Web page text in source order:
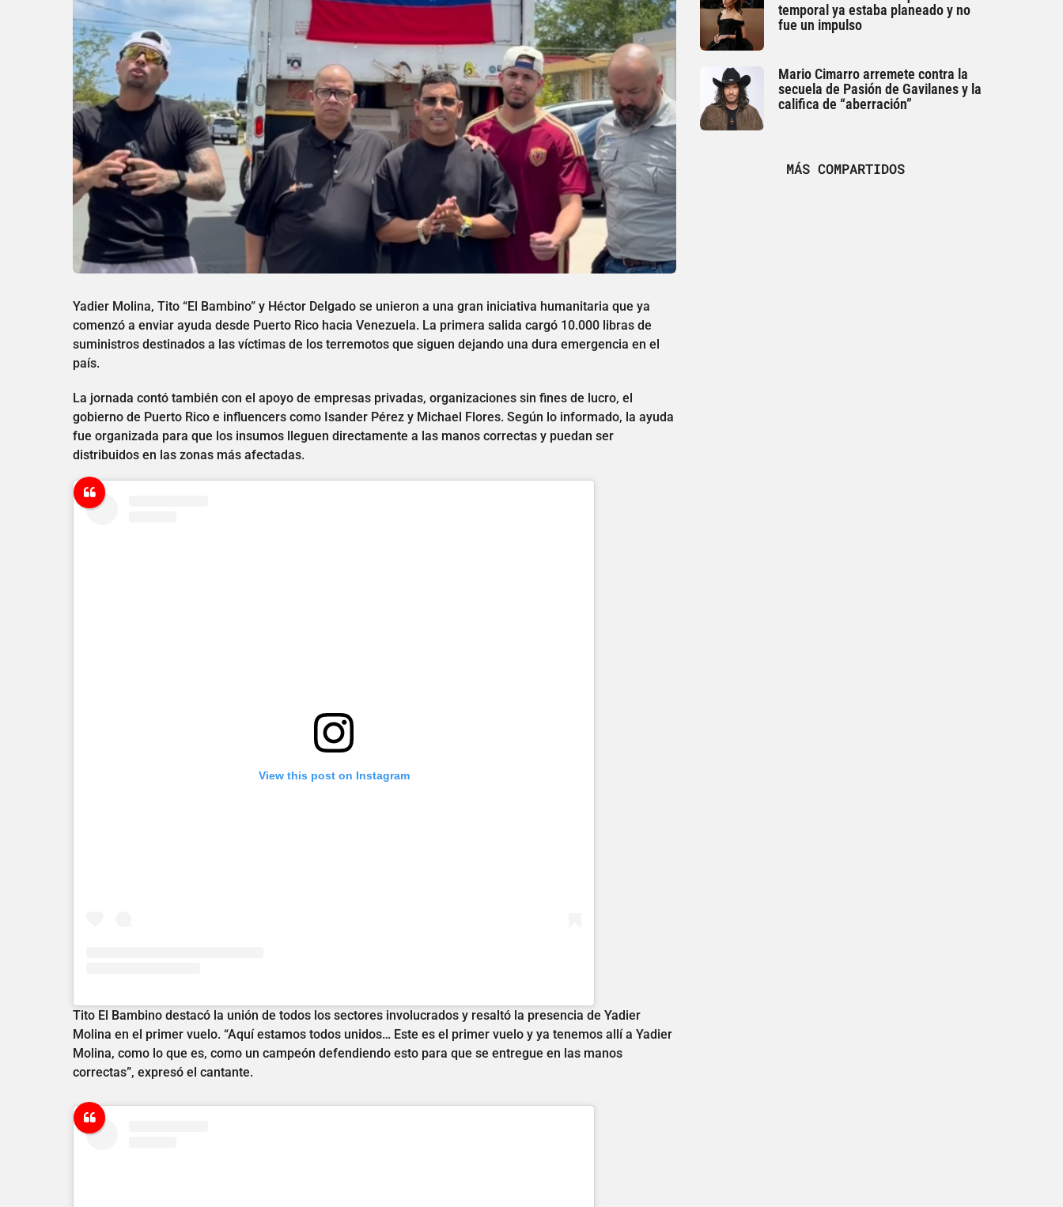
Yadier Molina, Tito “El Bambino” y Héctor Delgado se unieron a una gran iniciativa humanitaria que ya
comenzó a enviar ayuda desde Puerto Rico hacia Venezuela. La primera salida cargó 10.000 libras de
suministros destinados a las víctimas de los terremotos que siguen dejando una dura emergencia en el
país.
La jornada contó también con el apoyo de empresas privadas, organizaciones sin fines de lucro, el
gobierno de Puerto Rico e influencers como Isander Pérez y Michael Flores. Según lo informado, la ayuda
fue organizada para que los insumos lleguen directamente a las manos correctas y puedan ser
distribuidos en las zonas más afectadas.
View this post on Instagram
Tito El Bambino destacó la unión de todos los sectores involucrados y resaltó la presencia de Yadier
Molina en el primer vuelo. “Aquí estamos todos unidos… Este es el primer vuelo y ya tenemos allí a Yadier
Molina, como lo que es, como un campeón defendiendo esto para que se entregue en las manos
correctas”, expresó el cantante.
temporal ya estaba planeado y no
fue un impulso
Mario Cimarro arremete contra la
secuela de Pasión de Gavilanes y la
califica de “aberración”
MÁS COMPARTIDOS